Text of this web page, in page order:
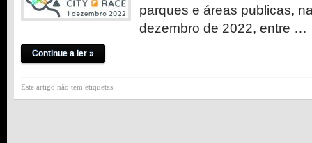
parques e áreas publicas,
dezembro de 2022, entre …
Continue a ler »
Este artigo não tem etiquetas.